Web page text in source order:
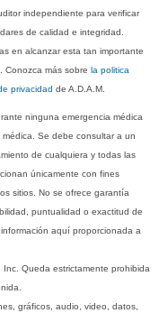
independiente para verificar
de calidad e integridad.
en alcanzar esta tan importante
Conozca más sobrela politica
privacidad de A.D.A.M.
ninguna emergencia médica
Se debe consultar a un
de cualquiera y todas las
únicamente con fines
sitios. No se ofrece garantía
puntualidad o exactitud de
aquí proporcionada a
Queda estrictamente prohibida
gráficos, audio, video, datos,